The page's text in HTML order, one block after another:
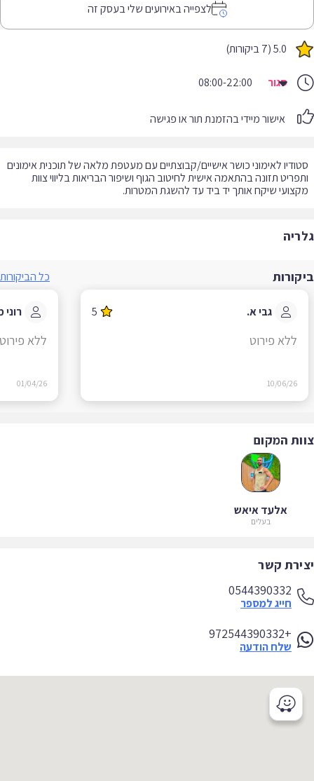
לצפייה באירועים שלי בעסק זה
5.0 (7 ביקורות)
סגור 08:00-22:00
אישור מיידי בהזמנת תור או פגישה
לאימוני כושר אישיים/קבוצתיים עם מעטפת מלאה של תוכנית אימונים
תזונה בהתאמה אישית לחיטוב הגוף ושיפור הבריאות בליווי צוות
שיקח אותך יד ביד עד להשגת המטרות.
כל הביקורות
גבי א. 5
ללא פירוט
10/06/26
רוני מ.
ללא פירוט
01/04/26
המקום
אלעד איאש
בעלים
קשר
0544390332
חייג למספר
+972544390332
שלח הודעה